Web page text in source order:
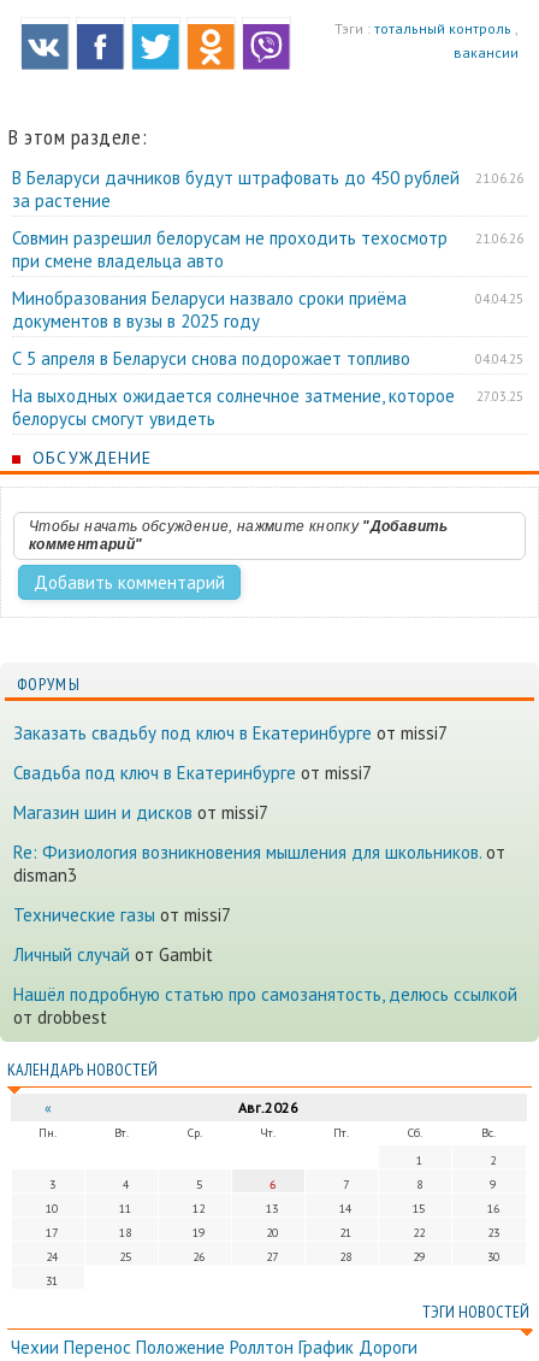
Тэги : тотальный контроль ,
вакансии
В этом разделе:
21.06.26
В Беларуси дачников будут штрафовать до 450 рублей
за растение
21.06.26
Совмин разрешил белорусам не проходить техосмотр
при смене владельца авто
04.04.25
Минобразования Беларуси назвало сроки приёма
документов в вузы в 2025 году
04.04.25
С 5 апреля в Беларуси снова подорожает топливо
27.03.25
На выходных ожидается солнечное затмение, которое
белорусы смогут увидеть
ОБСУЖДЕНИЕ
Чтобы начать обсуждение, нажмите кнопку "Добавить
комментарий"
ФОРУМЫ
Заказать свадьбу под ключ в Екатеринбурге от missi7
Cвадьба под ключ в Екатеринбурге от missi7
Магазин шин и дисков от missi7
Re: Физиология возникновения мышления для школьников. от
disman3
Технические газы от missi7
Личный случай от Gambit
Нашёл подробную статью про самозанятость, делюсь ссылкой
от drobbest
КАЛЕНДАРЬ НОВОСТЕЙ
« Авг.2026
Пн. Вт. Ср. Чт. Пт. Сб.
Вс.
1
2
3
4 5 6 7 8
9
10
11 12 13 14 15
16
17
18 19 20 21 22
23
24
25 26 27 28 29
30
31
ТЭГИ НОВОСТЕЙ
Чехии Перенос Положение Роллтон График Дороги